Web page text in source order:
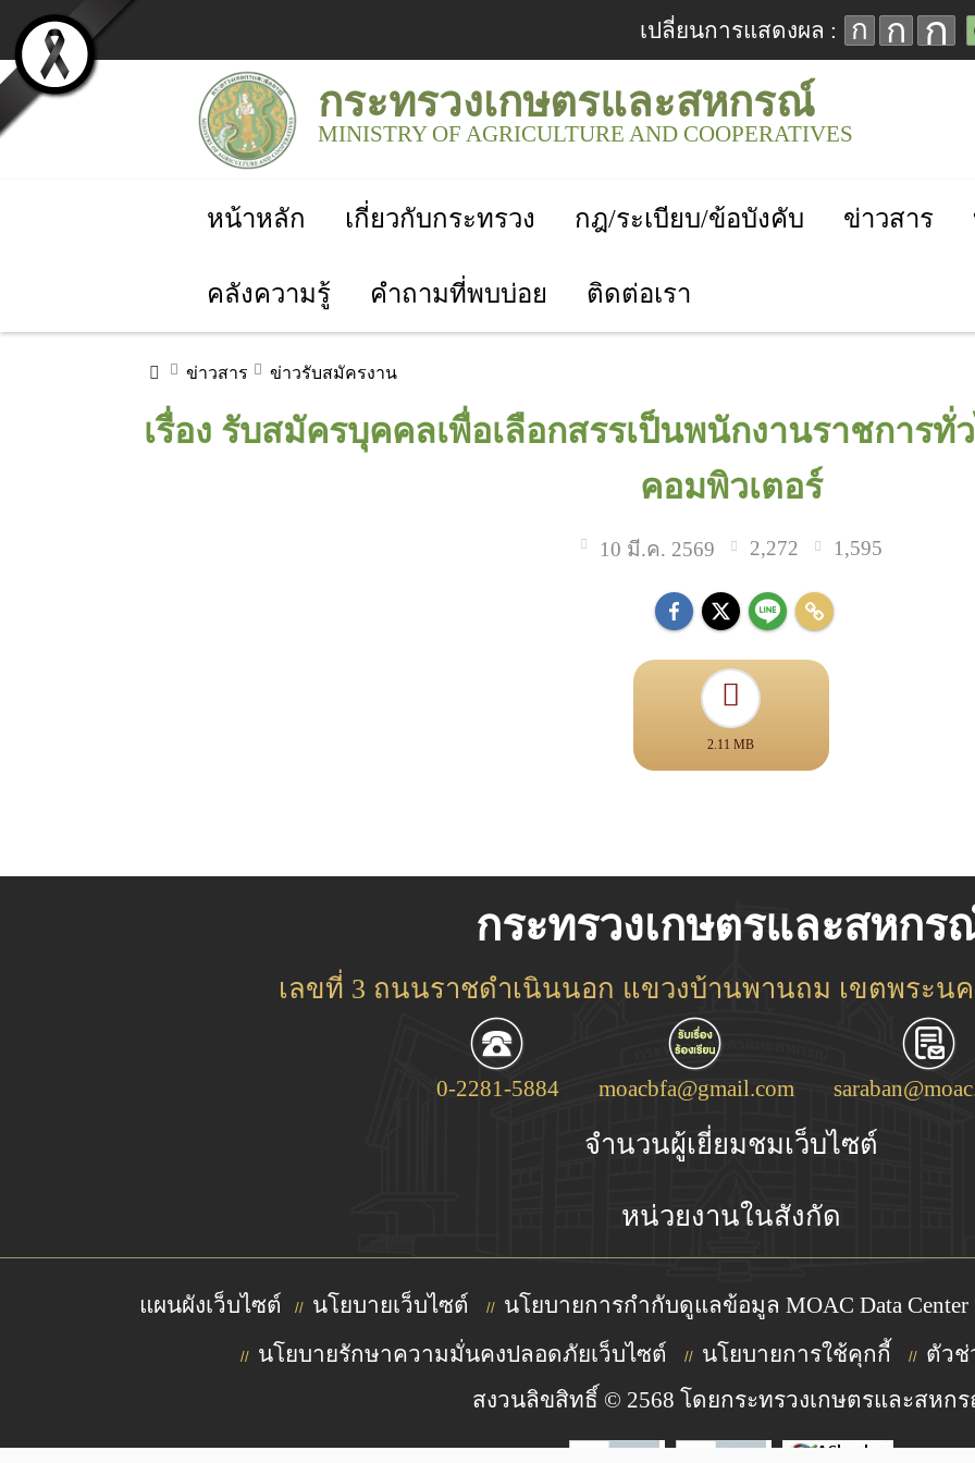
เปลี่ยนการแสดงผล : ก ก ก
กระทรวงเกษตรและสหกรณ์
MINISTRY OF AGRICULTURE AND COOPERATIVES
หน้าหลัก เกี่ยวกับกระทรวง กฎ/ระเบียบ/ข้อบังคับ ข่าวสาร
คลังความรู้ คำถามที่พบบ่อย ติดต่อเรา
ข่าวสาร ข่าวรับสมัครงาน
เรื่อง รับสมัครบุคคลเพื่อเลือกสรรเป็นพนักงานราชการ
คอมพิวเตอร์
10 มี.ค. 2569 2,272 1,595
2.11 MB
กระทรวงเกษตรและสหกร
เลขที่ 3 ถนนราชดำเนินนอก แขวงบ้านพานถม เขตพระนค
0-2281-5884 moacbfa@gmail.com
จำนวนผู้เยี่ยมชมเว็บไซต์
หน่วยงานในสังกัด
แผนผังเว็บไซต์ // นโยบายเว็บไซต์ // นโยบายการกำกับดูแลข้อมูล MOAC Data Center
// นโยบายรักษาความมั่นคงปลอดภัยเว็บไซต์ // นโยบายการใช้คุกกี้ // ตัวช่
สงวนลิขสิทธิ์ © 2568 โดยกระทรวงเกษตรและสหก